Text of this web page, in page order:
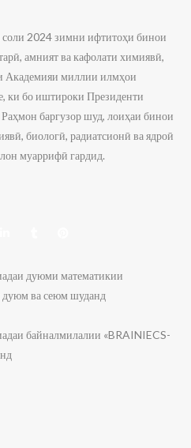
2024 зимни ифтитоҳи бинои
амният ва кафолати химиявӣ,
Академияи миллии илмҳои
ки бо иштироки Президенти
баргузор шуд, лоиҳаи бинои
биологӣ, радиатсионӣ ва ядроӣ
муаррифӣ гардид.
дуюми математикии
дуюм ва сеюм шуданд
байналмилалии «BRAINIECS-